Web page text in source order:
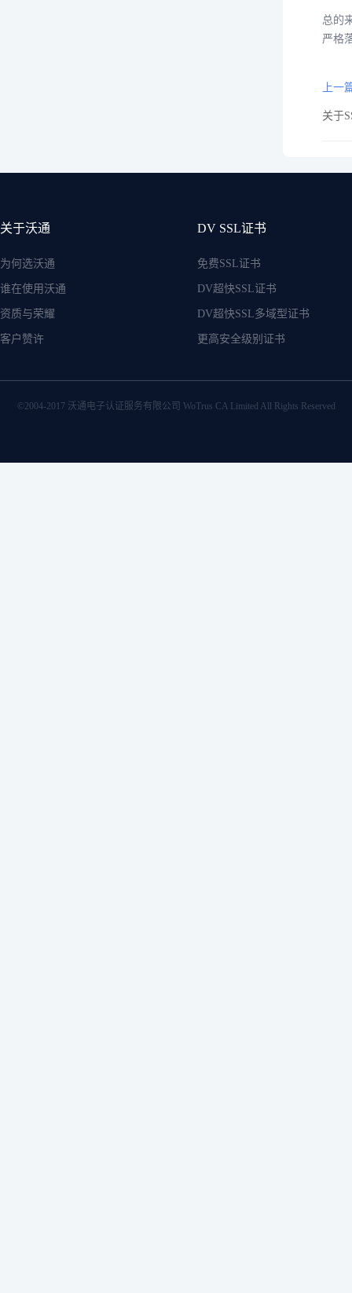
总的
严格
上一
关于
关于沃通
为何选沃通
谁在使用沃通
资质与荣耀
客户赞许
DV SSL证书
免费SSL证书
DV超快SSL证书
DV超快SSL多域型证书
更高安全级别证书
©2004-2017 沃通电子认证服务有限公司 WoTrus CA Limited All Rights Reserved